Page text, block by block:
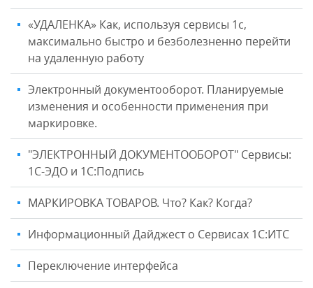
«УДАЛЕНКА» Как, используя сервисы 1с,
максимально быстро и безболезненно перейти
на удаленную работу
Электронный документооборот. Планируемые
изменения и особенности применения при
маркировке.
"ЭЛЕКТРОННЫЙ ДОКУМЕНТООБОРОТ" Сервисы:
1С-ЭДО и 1С:Подпись
МАРКИРОВКА ТОВАРОВ. Что? Как? Когда?
Информационный Дайджест о Сервисах 1С:ИТС
Переключение интерфейса